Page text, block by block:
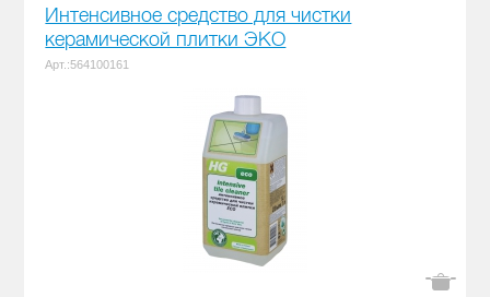
Интенсивное средство для чистки
керамической плитки ЭКО
Арт.:564100161